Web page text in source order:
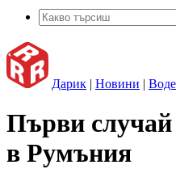
Дарик | Новини |
Първи случай
в Румъния